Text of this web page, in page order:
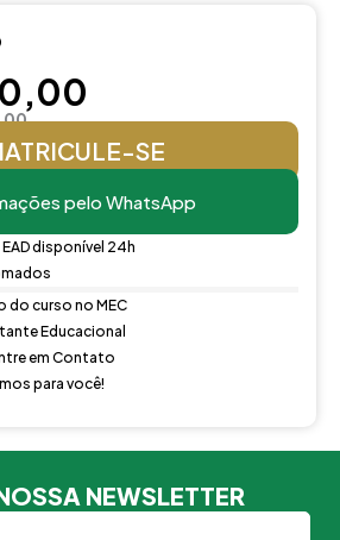
SE
pelo WhatsApp
disponível 24h
do curso no MEC
Educacional
em Contato
para você!
NEWSLETTER